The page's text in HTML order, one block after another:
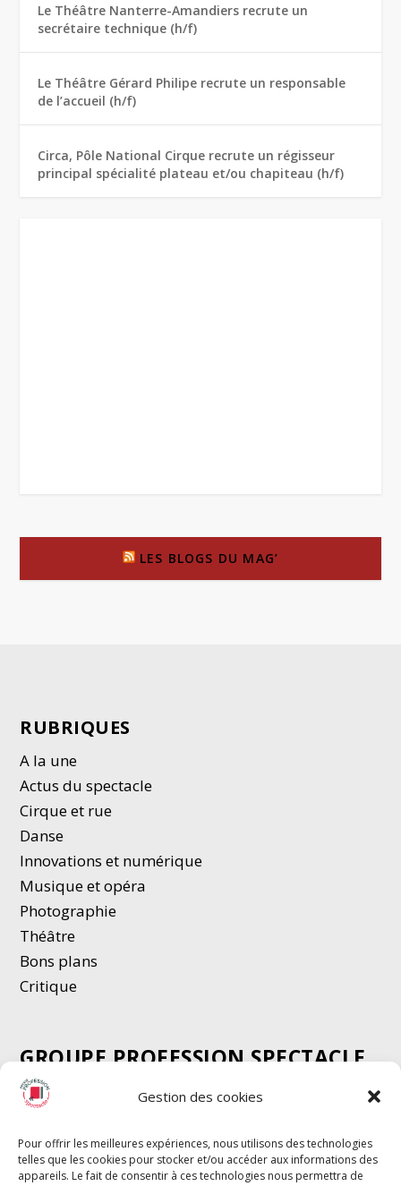
Gestion des cookies
Pour offrir les meilleures expériences, nous utilisons des technologies
telles que les cookies pour stocker et/ou accéder aux informations des
appareils. Le fait de consentir à ces technologies nous permettra de
Le Théâtre Nanterre-Amandiers recrute un
secrétaire technique (h/f)
Le Théâtre Gérard Philipe recrute un responsable
de l’accueil (h/f)
Circa, Pôle National Cirque recrute un régisseur
principal spécialité plateau et/ou chapiteau (h/f)
LES BLOGS DU MAG’
RUBRIQUES
A la une
Actus du spectacle
Cirque et rue
Danse
Innovations et numérique
Musique et opéra
Photographie
Théâtre
Bons plans
Critique
GROUPE PROFESSION SPECTACLE
Chèque Intermittents
Chèque Compta
Chèque Emploi Spectacle